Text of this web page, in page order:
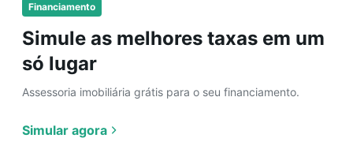
Financiamento
Simule as melhores taxas em um
só lugar
Assessoria imobiliária grátis para o seu financiamento.
Simular agora